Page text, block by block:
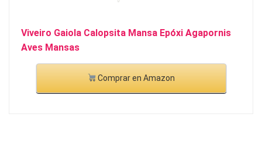
Viveiro Gaiola Calopsita Mansa Epóxi Agapornis
Aves Mansas
Comprar en Amazon